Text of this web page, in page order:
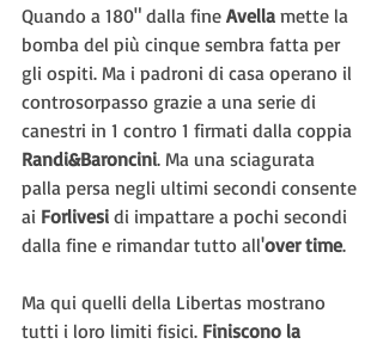
Quando a 180" dalla fine Avella mette la
bomba del più cinque sembra fatta per
gli ospiti. Ma i padroni di casa operano il
controsorpasso grazie a una serie di
canestri in 1 contro 1 firmati dalla coppia
Randi&Baroncini. Ma una sciagurata
palla persa negli ultimi secondi consente
ai Forlivesi di impattare a pochi secondi
dalla fine e rimandar tutto all'over time.
Ma qui quelli della Libertas mostrano
tutti i loro limiti fisici. Finiscono la